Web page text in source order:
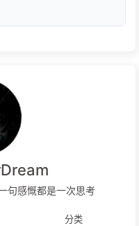
句感慨都是一次思考
分类